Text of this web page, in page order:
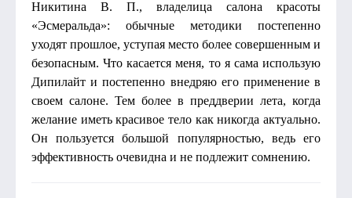
Никитина В. П., владелица салона красоты
«Эсмеральда»: обычные методики постепенно
уходят прошлое, уступая место более совершенным и
безопасным. Что касается меня, то я сама использую
Дипилайт и постепенно внедряю его применение в
своем салоне. Тем более в преддверии лета, когда
желание иметь красивое тело как никогда актуально.
Он пользуется большой популярностью, ведь его
эффективность очевидна и не подлежит сомнению.